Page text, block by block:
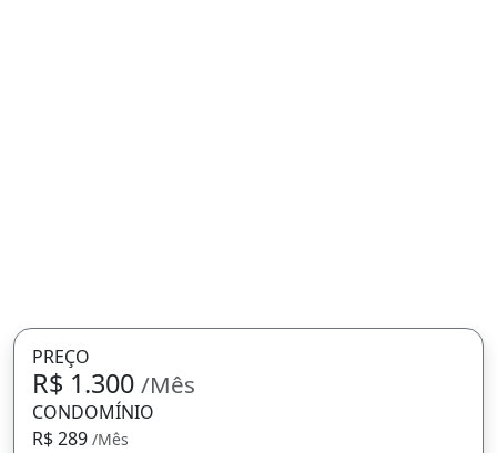
PREÇO
R$ 1.300 /Mês
CONDOMÍNIO
R$ 289 /Mês